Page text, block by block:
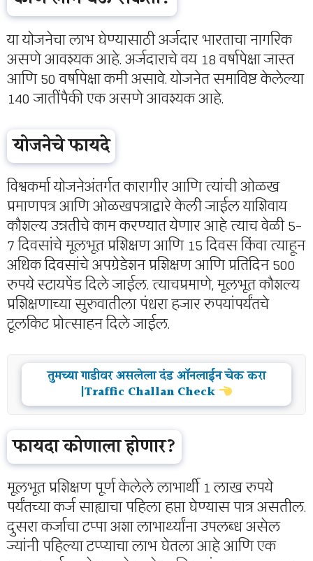
या योजनेचा लाभ घेण्यासाठी अर्जदार भारताचा नागरिक
असणे आवश्यक आहे. अर्जदाराचे वय 18 वर्षापेक्षा जास्त
आणि 50 वर्षापेक्षा कमी असावे. योजनेत समाविष्ट केलेल्या
140 जातींपैकी एक असणे आवश्यक आहे.
योजनेचे फायदे
विश्वकर्मा योजनेअंतर्गत कारागीर आणि त्यांची ओळख
प्रमाणपत्र आणि ओळखपत्राद्वारे केली जाईल याशिवाय
कौशल्य उन्नतीचे काम करण्यात येणार आहे त्याच वेळी 5-
7 दिवसांचे मूलभूत प्रशिक्षण आणि 15 दिवस किंवा त्याहून
अधिक दिवसांचे अपग्रेडेशन प्रशिक्षण आणि प्रतिदिन 500
रुपये स्टायपेंड दिले जाईल. त्याचप्रमाणे, मूलभूत कौशल्य
प्रशिक्षणाच्या सुरुवातीला पंधरा हजार रुपयांपर्यंतचे
टूलकिट प्रोत्साहन दिले जाईल.
तुमच्या गाडीवर असलेला दंड ऑनलाईन चेक करा
|Traffic Challan Check
फायदा कोणाला होणार?
मूलभूत प्रशिक्षण पूर्ण केलेले लाभार्थी 1 लाख रुपये
पर्यंतच्या कर्ज साह्याचा पहिला हप्ता घेण्यास पात्र असतील.
दुसरा कर्जाचा टप्पा अशा लाभार्थ्यांना उपलब्ध असेल
ज्यांनी पहिल्या टप्प्याचा लाभ घेतला आहे आणि एक